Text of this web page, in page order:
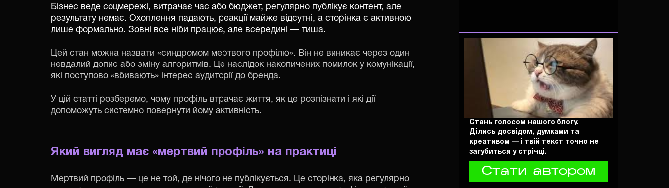
Бізнес веде соцмережі, витрачає час або бюджет, регулярно публікує контент, але
результату немає. Охоплення падають, реакції майже відсутні, а сторінка є активною
лише формально. Зовні все ніби працює, але всередині — тиша.
Цей стан можна назвати «синдромом мертвого профілю». Він не виникає через один
невдалий допис або зміну алгоритмів. Це наслідок накопичених помилок у комунікації,
які поступово «вбивають» інтерес аудиторії до бренда.
У цій статті розберемо, чому профіль втрачає життя, як це розпізнати і які дії
допоможуть системно повернути йому активність.
Який вигляд має «мертвий профіль» на практиці
Мертвий профіль — це не той, де нічого не публікується. Це сторінка, яка регулярно
Стань голосом нашого блогу.
Ділись досвідом, думками та
креативом — і твій текст точно не
загубиться у стрічці.
Стати автором